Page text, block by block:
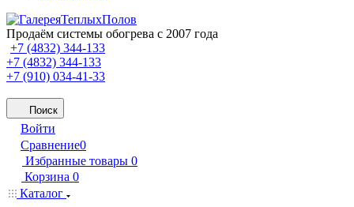
Продаём системы обогрева с 2007 года
+7 (4832) 344-133
+7 (4832) 344-133
+7 (910) 034-41-33
Поиск
Войти
Сравнение0
Избранные товары 0
Корзина 0
Каталог